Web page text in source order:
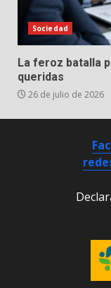
Sociedad
La feroz batalla
queridas
26 de julio de 2026